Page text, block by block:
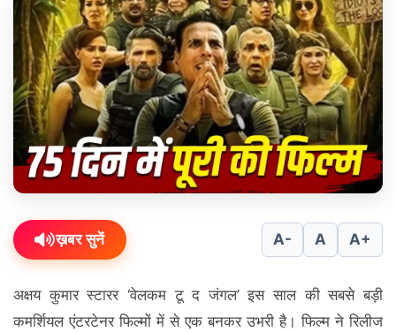
ख़बर सुनें A- A A+
अक्षय कुमार स्टारर ‘वेलकम टू द जंगल’ इस साल की सबसे बड़ी
कमर्शियल एंटरटेनर फिल्मों में से एक बनकर उभरी है। फिल्म ने रिलीज